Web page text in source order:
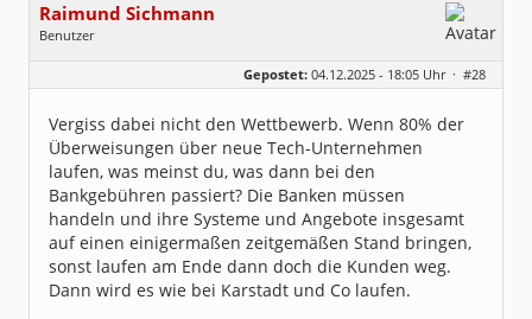
Raimund Sichmann
Benutzer
Dabei seit:
08 / 2002
Gepostet: 04.12.2025 - 18:05 Uhr · #28
Vergiss dabei nicht den Wettbewerb. Wenn 80% der
Überweisungen über neue Tech-Unternehmen
laufen, was meinst du, was dann bei den
Bankgebühren passiert? Die Banken müssen
handeln und ihre Systeme und Angebote insgesamt
auf einen einigermaßen zeitgemäßen Stand bringen,
sonst laufen am Ende dann doch die Kunden weg.
Dann wird es wie bei Karstadt und Co laufen.